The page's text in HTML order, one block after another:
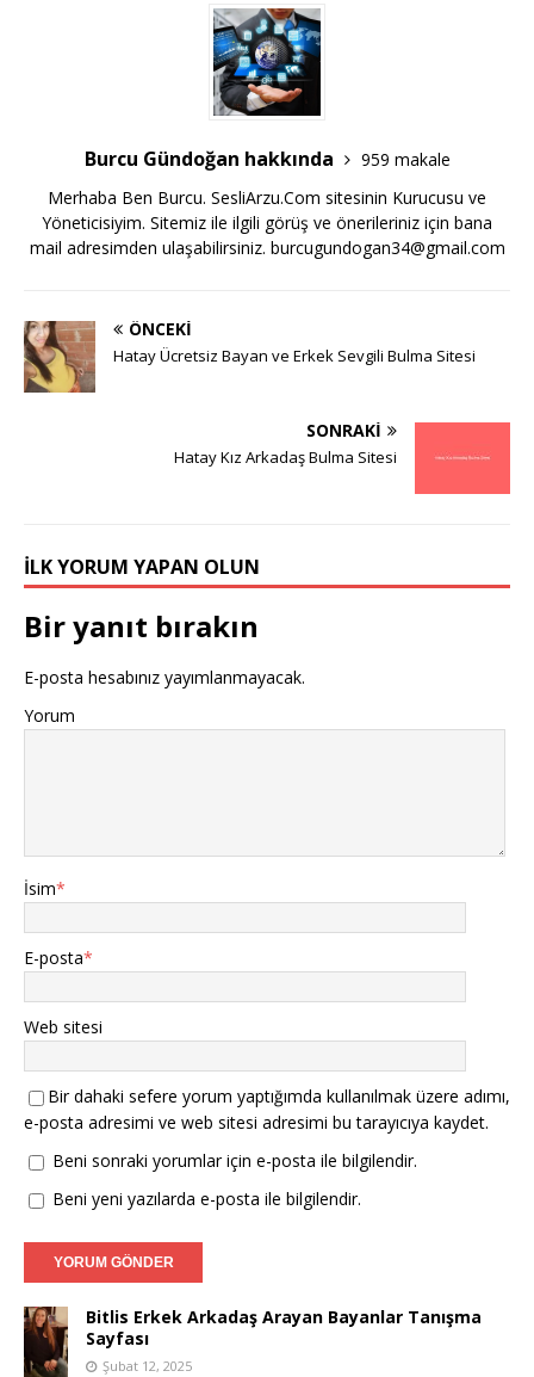
Burcu Gündoğan hakkında
959 makale
Merhaba Ben Burcu. SesliArzu.Com sitesinin Kurucusu ve
Yöneticisiyim. Sitemiz ile ilgili görüş ve önerileriniz için bana
mail adresimden ulaşabilirsiniz. burcugundogan34@gmail.com
ÖNCEKI
Hatay Ücretsiz Bayan ve Erkek Sevgili Bulma Sitesi
SONRAKI
Hatay Kız Arkadaş Bulma Sitesi
İLK YORUM YAPAN OLUN
Bir yanıt bırakın
E-posta hesabınız yayımlanmayacak.
Yorum
İsim*
E-posta*
Web sitesi
Bir dahaki sefere yorum yaptığımda kullanılmak üzere adımı,
e-posta adresimi ve web sitesi adresimi bu tarayıcıya kaydet.
Beni sonraki yorumlar için e-posta ile bilgilendir.
Beni yeni yazılarda e-posta ile bilgilendir.
Bitlis Erkek Arkadaş Arayan Bayanlar Tanışma
Sayfası
Şubat 12, 2025